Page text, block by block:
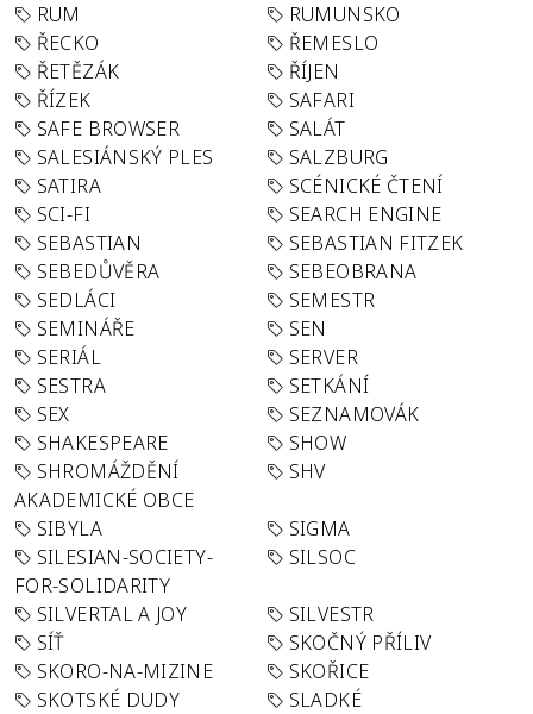
RUM
RUMUNSKO
ŘECKO
ŘEMESLO
ŘETĚZÁK
ŘÍJEN
ŘÍZEK
SAFARI
SAFE BROWSER
SALÁT
SALESIÁNSKÝ PLES
SALZBURG
SATIRA
SCÉNICKÉ ČTENÍ
SCI-FI
SEARCH ENGINE
SEBASTIAN
SEBASTIAN FITZEK
SEBEDŮVĚRA
SEBEOBRANA
SEDLÁCI
SEMESTR
SEMINÁŘE
SEN
SERIÁL
SERVER
SESTRA
SETKÁNÍ
SEX
SEZNAMOVÁK
SHAKESPEARE
SHOW
SHROMÁŽDĚNÍ
AKADEMICKÉ OBCE
SHV
SIBYLA
SIGMA
SILESIAN-SOCIETY-
FOR-SOLIDARITY
SILSOC
SILVERTAL A JOY
SILVESTR
SÍŤ
SKOČNÝ PŘÍLIV
SKORO-NA-MIZINE
SKOŘICE
SKOTSKÉ DUDY
SLADKÉ